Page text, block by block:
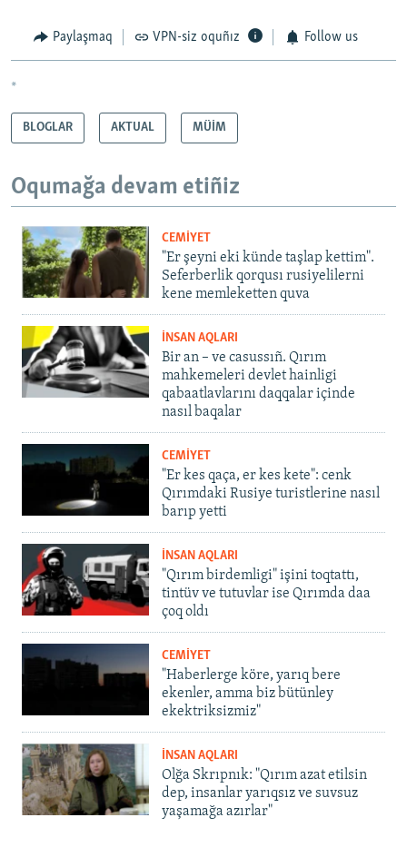
Paylaşmaq VPN-siz oquñız Follow us
*
BLOGLAR AKTUAL MÜİM
Oqumağa devam etiñiz
CEMİYET
"Er şeyni eki künde taşlap kettim".
Seferberlik qorqusı rusiyelilerni
kene memleketten quva
İNSAN AQLARI
Bir an – ve casussıñ. Qırım
mahkemeleri devlet hainligi
qabaatlavlarını daqqalar içinde
nasıl baqalar
CEMİYET
"Er kes qaça, er kes kete": cenk
Qırımdaki Rusiye turistlerine nasıl
barıp yetti
İNSAN AQLARI
"Qırım birdemligi" işini toqtattı,
tintüv ve tutuvlar ise Qırımda daa
çoq oldı
CEMİYET
"Haberlerge köre, yarıq bere
ekenler, amma biz bütünley
ekektriksizmiz"
İNSAN AQLARI
Olğa Skrıpnık: "Qırım azat etilsin
dep, insanlar yarıqsız ve suvsuz
yaşamağa azırlar"